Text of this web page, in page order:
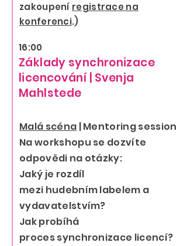
zakoupení registrace na
konferenci.)
16:00
Základy synchronizace
licencování | Svenja
Mahlstede
Malá scéna | Mentoring session
Na workshopu se dozvíte
odpovědi na otázky:
Jaký je rozdíl
mezi hudebnímlabelem a
vydavatelstvím?
Jak probíhá
processynchronizace licencí?